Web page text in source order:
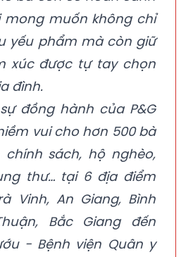
mong muốn không chỉ
yếu phẩm mà còn giữ
xúc được tự tay chọn
đình.
đồng hành của P&G
vui cho hơn 500 bà
sách, hộ nghèo,
thư… tại 6 địa điểm
Vinh, An Giang, Bình
Bắc Giang đến
- Bệnh viện Quân y